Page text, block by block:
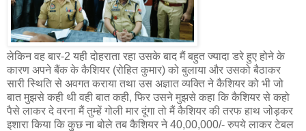
लेकिन वह बार-2 यही दोहराता रहा उसके बाद मैं बहुत ज्यादा डरे हुए होने के
कारण अपने बैंक के कैशियर (रोहित कुमार) को बुलाया और उसको बैठाकर
सारी स्थिति से अवगत कराया तथा उस अज्ञात व्यक्ति ने कैशियर को भी जो
बात मुझसे कही थी वही बात कही, फिर उसने मुझसे कहा कि कैशियर से कहो
पैसे लाकर दे वरना मैं तुम्हें गोली मार दूंगा तो मैं कैशियर की तरफ हाथ जोड़कर
इशारा किया कि कुछ ना बोले तब कैशियर ने 40,00,000/- रुपये लाकर टेबल